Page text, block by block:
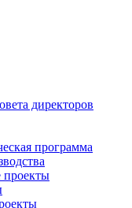
директоров
программа